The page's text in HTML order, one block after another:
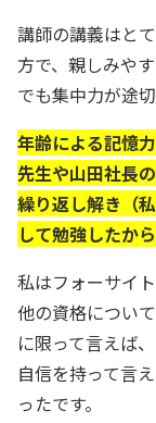
講師の講義はと
方で、親しみや
でも集中力が途
年齢による記憶
先生や山田社長
繰り返し解き（
して勉強したか
私はフォーサイ
他の資格につい
に限って言えば
自信を持って言
ったです。